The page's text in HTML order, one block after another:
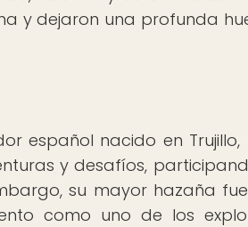
y dejaron una profunda
español nacido en Trujillo,
y desafíos,
su mayor hazaña
como uno de los